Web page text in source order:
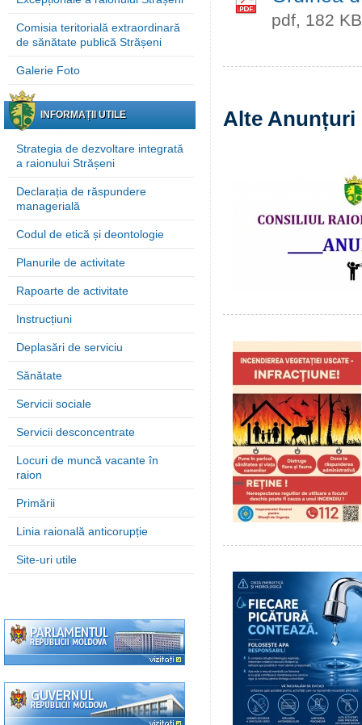
Comisia teritorială extraordinară
de sănătate publică Strășeni
Galerie Foto
INFORMAȚII UTILE
Strategia de dezvoltare integrată
a raionului Strășeni
Declarația de răspundere
managerială
Codul de etică și deontologie
Planurile de activitate
Rapoarte de activitate
Instrucțiuni
Deplasări de serviciu
Sănătate
Servicii sociale
Servicii desconcentrate
Locuri de muncă vacante în
raion
Primării
Linia raională anticorupție
Site-uri utile
pdf, 182 KB
Alte Anunțuri